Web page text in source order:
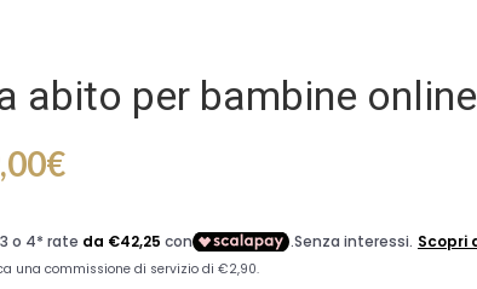
abito per bambine online
€